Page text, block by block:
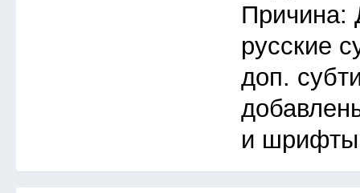
Причина:
русские
доп.
и